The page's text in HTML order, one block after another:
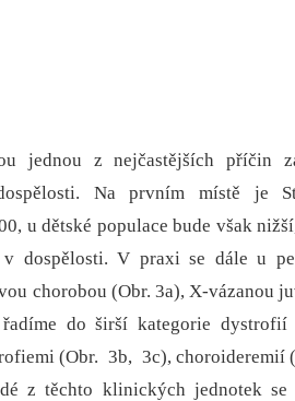
jednou z nejčastějších příčin
Na prvním místě je
u dětské populace bude však
dospělosti. V praxi se dále u
chorobou (Obr. 3a), X-vázanou
do širší kategorie dystrofií
(Obr. 3b, 3c), choroideremií
z těchto klinických jednotek